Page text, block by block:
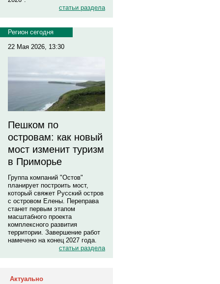
статьи раздела
Регион сегодня
22 Мая 2026, 13:30
Пешком по
островам: как новый
мост изменит туризм
в Приморье
Группа компаний "Остов"
планирует построить мост,
который свяжет Русский остров
с островом Елены. Переправа
станет первым этапом
масштабного проекта
комплексного развития
территории. Завершение работ
намечено на конец 2027 года.
статьи раздела
Актуально